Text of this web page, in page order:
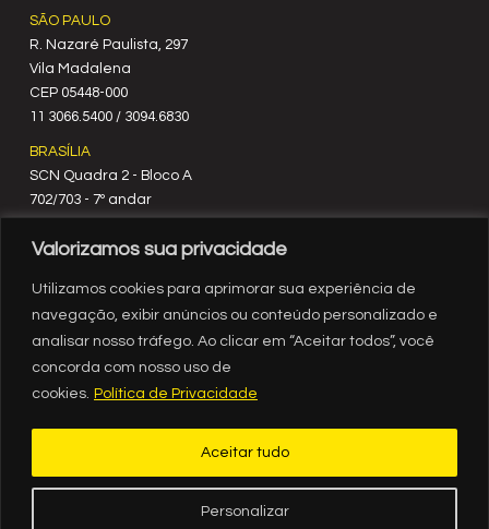
Valorizamos sua privacidade
Utilizamos cookies para aprimorar sua experiência de
navegação, exibir anúncios ou conteúdo personalizado e
analisar nosso tráfego. Ao clicar em “Aceitar todos”, você
concorda com nosso uso de
cookies. Política de Privacidade
Personalizar
Aceitar tudo
SÃO PAULO
R. Nazaré Paulista, 297
Vila Madalena
C‍EP 05448-000
11 3066.5400 / 3094.6830
BRASÍLIA
SCN Quadra 2 - Bloco A
702/703 - 7º andar
61 3329.8200
RIO DE JANEIRO
Rua México, nº 3
21 3554.1720
Av. Governador Agamenon Magalhães, 2939, sala 1308, ed.
Internacional Business Center, Espinheiro, Recife - PE